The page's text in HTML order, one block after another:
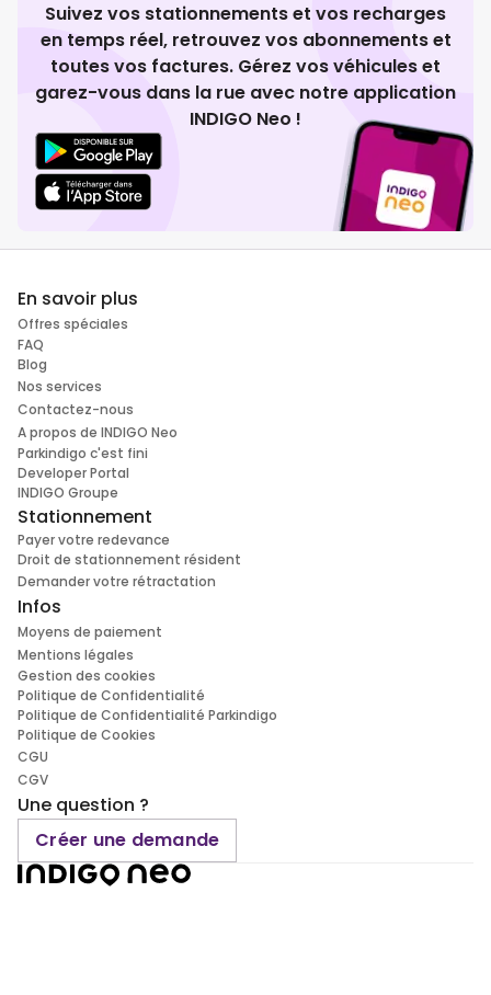
Suivez vos stationnements et vos recharges
en temps réel, retrouvez vos abonnements et
toutes vos factures. Gérez vos véhicules et
garez-vous dans la rue avec notre application
INDIGO Neo !
En savoir plus
Offres spéciales
FAQ
Blog
Nos services
Contactez-nous
A propos de INDIGO Neo
Parkindigo c'est fini
Developer Portal
INDIGO Groupe
Stationnement
Payer votre redevance
Droit de stationnement résident
Demander votre rétractation
Infos
Moyens de paiement
Mentions légales
Gestion des cookies
Politique de Confidentialité
Politique de Confidentialité Parkindigo
Politique de Cookies
CGU
CGV
Une question ?
Créer une demande